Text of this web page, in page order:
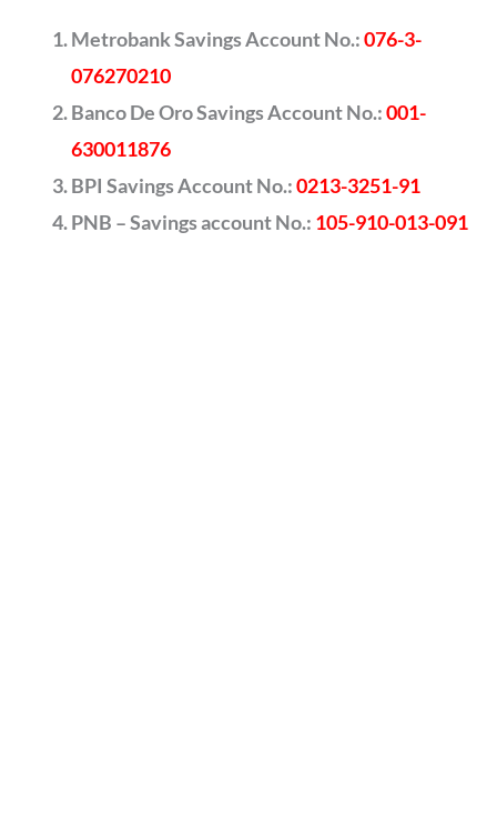
Metrobank Savings Account No.:076-3-
076270210
Banco De Oro Savings Account No.:001-
630011876
BPI Savings Account No.:0213-3251-91
PNB – Savings account No.: 105-910-013-091